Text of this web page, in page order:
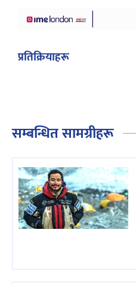
प्रतिक्रियाहरू
सम्बन्धित सामग्रीहरू